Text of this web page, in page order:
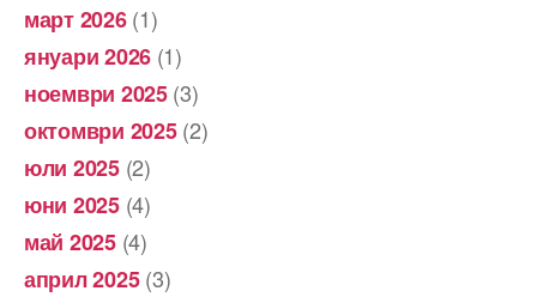
март 2026(1)
януари 2026 (1)
ноември 2025(3)
октомври 2025(2)
юли 2025(2)
юни 2025(4)
май 2025(4)
април 2025(3)